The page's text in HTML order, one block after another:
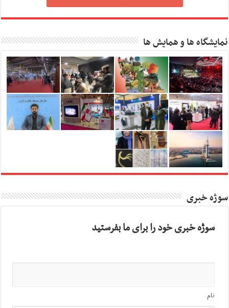
نمایشگاه ها و همایش ها
سوژه خبری
سوژه خبری خود را برای ما بفرستید
نام